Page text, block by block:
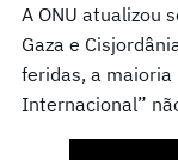
A ONU atualizou
Gaza e
feridas, a maioria
Internacional”